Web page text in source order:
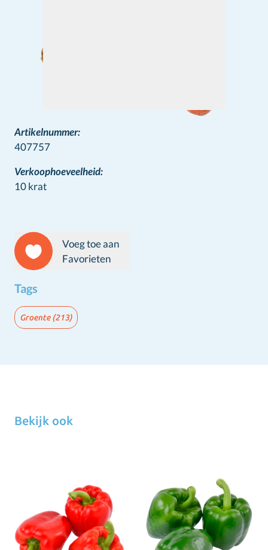
Artikelnummer:
407757
Verkoophoeveelheid:
10 krat
Voeg toe aan
Favorieten
Tags
Groente(213)
Bekijk ook